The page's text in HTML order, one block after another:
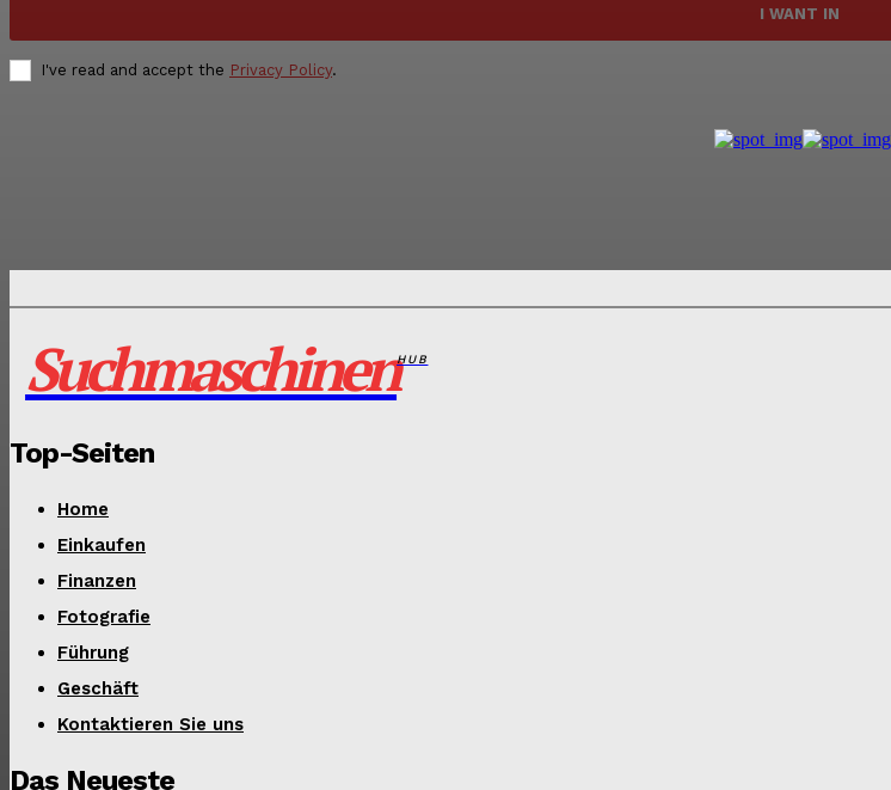
I WANT IN
I've read and accept the Privacy Policy.
SuchmaschinenHUB
Top-Seiten
Home
Einkaufen
Finanzen
Fotografie
Führung
Geschäft
Kontaktieren Sie uns
Das Neueste